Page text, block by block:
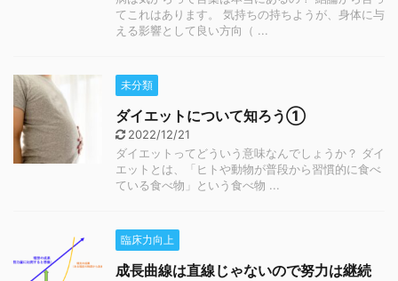
てこれはあります。 気持ちの持ちようが、身体に与
える影響として良い方向（ ...
未分類
ダイエットについて知ろう①
2022/12/21
ダイエットってどういう意味なんでしょうか？ ダイ
エットとは、「ヒトや動物が普段から習慣的に食べ
ている食べ物」という食べ物 ...
臨床力向上
成長曲線は直線じゃないので努力は継続